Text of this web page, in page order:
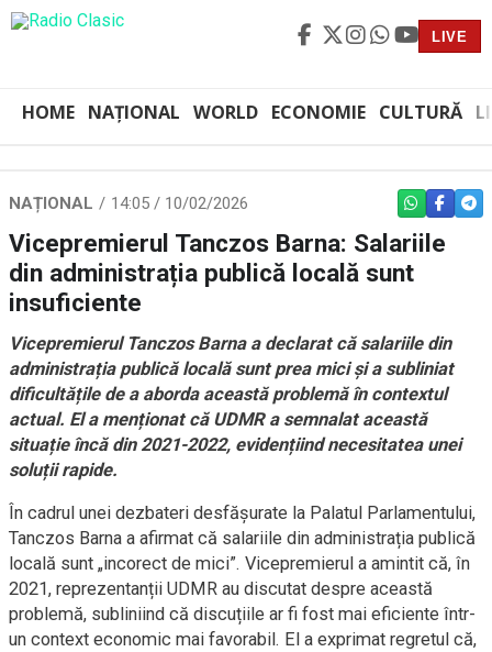
LIVE
HOME NAȚIONAL WORLD ECONOMIE CULTURĂ
NAȚIONAL 14:05 / 10/02/2026 WHATSAPP
Vicepremierul Tanczos Barna: Salariile
din administrația publică locală sunt
insuficiente
Vicepremierul Tanczos Barna a declarat că salariile din
administrația publică locală sunt prea mici și a subliniat
dificultățile de a aborda această problemă în contextul
actual. El a menționat că UDMR a semnalat această
situație încă din 2021-2022, evidențiind necesitatea unei
soluții rapide.
În cadrul unei dezbateri desfășurate la Palatul Parlamentului,
Tanczos Barna a afirmat că salariile din administrația publică
locală sunt „incorect de mici”. Vicepremierul a amintit că, în
2021, reprezentanții UDMR au discutat despre această
problemă, subliniind că discuțiile ar fi fost mai eficiente într-
un context economic mai favorabil. El a exprimat regretul că,